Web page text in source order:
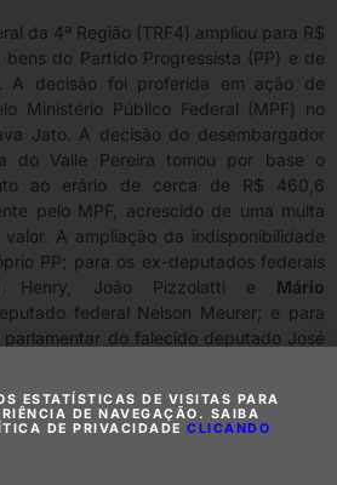
da 4ª Região (TRF4) ampliou para R$
do Partido Progressista (PP) e de
A decisão foi proferida em ação de
Ministério Público Federal (MPF) no
Jato. A decisão do desembargador
do Valle Pereira tomou por base o
ao erário de cerca de R$ 460,6
pelo MPF, acrescido de uma multa
A ampliação da indisponibilidade
PP; para os ex-deputados federais
Henry, João Pizzolatti e Mário
federal Nelson Meurer; e para
parlamentar do falecido deputado José
processual, entendo que a constrição
de cada réu, nos termos
modo a assegurar a totalidade da lesão
em sua decisão.
ESTATÍSTICAS DE VISITAS PARA
DE NAVEGAÇÃO. SAIBA
DE PRIVACIDADE CLICANDO